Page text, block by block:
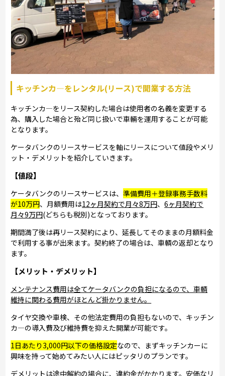
キッチンカ―をレンタル(リース)で開業する方法
キッチンカ―をリース契約した場合は使用者の名義を変更する
為、購入した場合と殆ど同じ扱いで車輛を運用することが可能
となります。
ケータバンクのリースサービスを軸にリースについて値段やメリ
ット・デメリットを紹介していきます。
【値段】
ケータバンクのリースサービスは、準備費用＋登録事務手数料
が10万円、月額費用は12ヶ月契約で月々8万円、6ヶ月契約で
月々9万円(どちらも税別)となっております。
期間満了後は再リース契約により、延長してそのままの月額料金
で利用する事が出来ます。契約終了の場合は、車輌の返却となり
ます。
【メリット・デメリット】
メンテナンス費用は全てケータバンクの負担になるので、車輌
維持に関わる費用がほとんど掛かりません。
タイヤ交換や車検、その他法定費用の負担もないので、キッチン
カ―の導入費及び維持費を抑えた開業が可能です。
1日あたり3,000円以下の価格設定なので、まずキッチンカーに
興味を持って始めてみたい人にはピッタリのプランです。
デメリットは途中解約の場合に、違約金がかかります。安価なリ